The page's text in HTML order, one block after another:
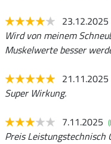
23.12.2025
Wird von meinem
Muskelwerte besser
21.11.2025
Super Wirkung.
7.11.2025
Preis Leistungstechnisch